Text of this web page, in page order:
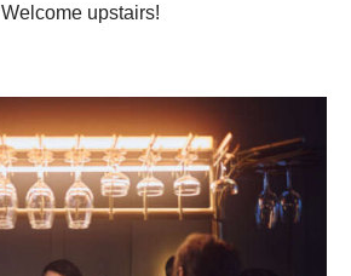
Welcome upstairs!